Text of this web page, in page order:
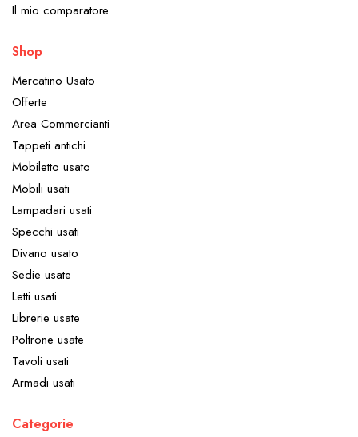
Il mio comparatore
Shop
Mercatino Usato
Offerte
Area Commercianti
Tappeti antichi
Mobiletto usato
Mobili usati
Lampadari usati
Specchi usati
Divano usato
Sedie usate
Letti usati
Librerie usate
Poltrone usate
Tavoli usati
Armadi usati
Categorie